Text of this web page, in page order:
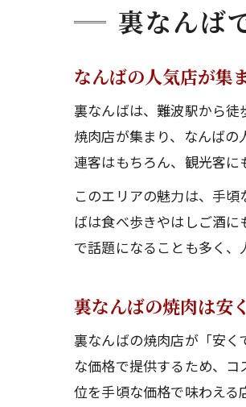
裏なんば
なんばの人気店が集
裏なんばは、難波駅から
焼肉店が集まり、なんば
連客はもちろん、観光客に
このエリアの魅力は、手
ばは食べ歩きやはしご酒
で話題になることも多く、
裏なんばの焼肉は安
裏なんばの焼肉店が「安
な価格で提供するため、
位を手頃な価格で味わえる